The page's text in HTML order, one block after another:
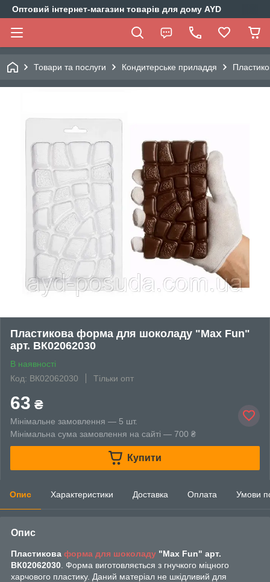
Оптовий інтернет-магазин товарів для дому AYD
Товари та послуги Кондитерське приладдя
Пластикова форма для шоколаду "Max Fun"
арт. ВК02062030
В наявності
Код: ВК02062030
Тільки опт
63 ₴
Мінімальне замовлення — 5 шт.
Мінімальна сума замовлення на сайті — 700 ₴
Купити
Опис Характеристики Доставка Оплата Умови
Опис
Пластикова форма для шоколаду "Max Fun" арт.
ВК02062030 . Форма виготовляється з гнучкого міцного
харчового пластику. Даний матеріал не шкідливий для